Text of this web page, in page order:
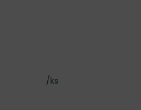
Cena za kus
/ks